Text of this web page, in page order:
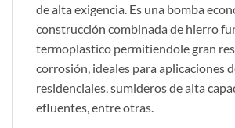
de alta exigencia. Es una bomba
construcción combinada de hierro
termoplastico permitiendole gran
corrosión, ideales para aplicaciones
residenciales, sumideros de alta
efluentes, entre otras.